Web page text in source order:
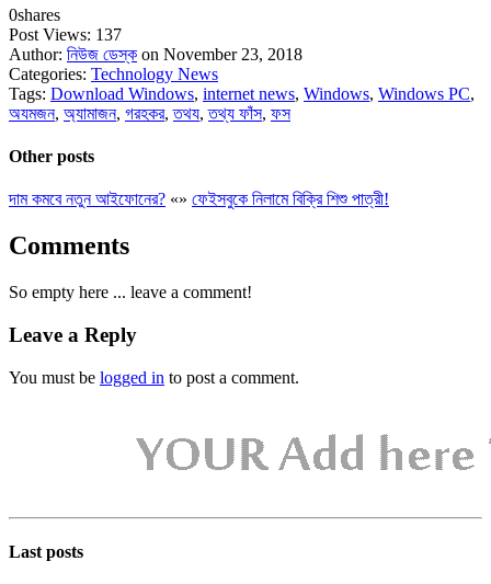
0shares
Post Views: 137
Author: নিউজ ডেস্ক on November 23, 2018
Categories: Technology News
Tags: Download Windows, internet news, Windows, Windows PC,
অযমজন, অ্যামাজন, গরহকর,তথয,তথ্য ফাঁস, ফস
Other posts
দাম কমবে নতুন আইফোনের? «» ফেইসবুকে নিলামে বিক্রি শিশু পাত্রী!
Comments
So empty here ... leave a comment!
Leave a Reply
You must be logged in to post a comment.
Last posts